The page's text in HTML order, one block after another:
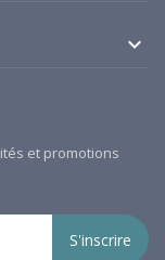

et promotions
S'inscrire